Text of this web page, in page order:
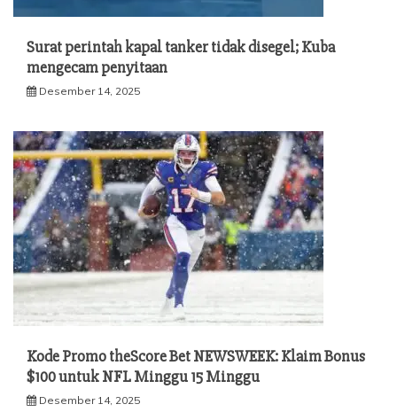
Surat perintah kapal tanker tidak disegel; Kuba
mengecam penyitaan
Desember 14, 2025
Kode Promo theScore Bet NEWSWEEK: Klaim Bonus
$100 untuk NFL Minggu 15 Minggu
Desember 14, 2025